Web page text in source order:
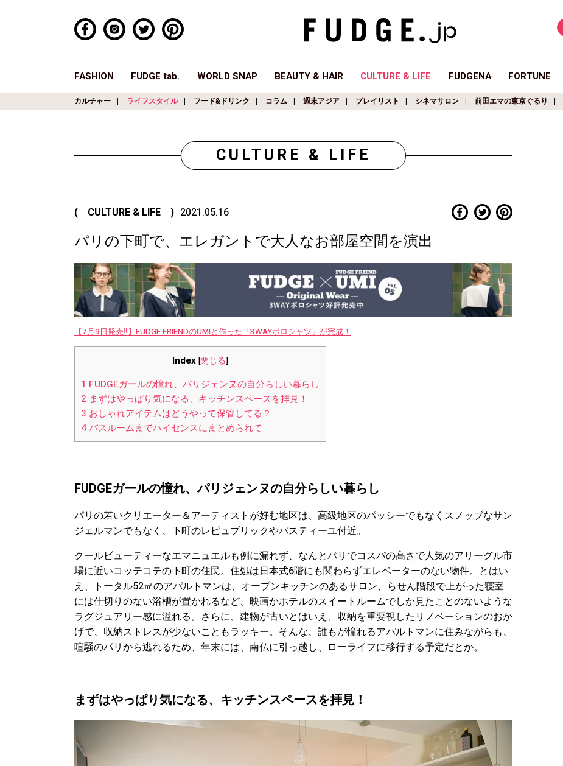
FASHION FUDGE tab. WORLD SNAP BEAUTY & HAIR CULTURE & LIFE FUDGENA FORTUNE
カルチャー ライフスタイル フード&ドリンク コラム 週末アジア プレイリスト シネマサロン 前田エマの東京ぐるり
CULTURE & LIFE
( CULTURE & LIFE ) 2021.05.16
パリの下町で、エレガントで大人なお部屋空間を演出
【7月9日発売‼︎】FUDGE FRIENDのUMIと作った「3WAYポロシャツ」が完成！
Index [閉じる]
1 FUDGEガールの憧れ、パリジェンヌの自分らしい暮らし
2 まずはやっぱり気になる、キッチンスペースを拝見！
3 おしゃれアイテムはどうやって保管してる？
4バスルームまでハイセンスにまとめられて
FUDGEガールの憧れ、パリジェンヌの自分らしい暮らし
パリの若いクリエーター＆アーティストが好む地区は、高級地区のパッシーでもなくスノッブなサン
ジェルマンでもなく、下町のレピュブリックやバスティーユ付近。
クールビューティーなエマニュエルも例に漏れず、なんとパリでコスパの高さで人気のアリーグル市
場に近いコッテコテの下町の住民。住処は日本式6階にも関わらずエレベーターのない物件。とはい
え、トータル52㎡のアパルトマンは、オープンキッチンのあるサロン、らせん階段で上がった寝室
には仕切りのない浴槽が置かれるなど、映画かホテルのスイートルームでしか見たことのないような
ラグジュアリー感に溢れる。さらに、建物が古いとはいえ、収納を重要視したリノベーションのおか
げで、収納ストレスが少ないこともラッキー。そんな、誰もが憧れるアパルトマンに住みながらも、
喧騒のパリから逃れるため、年末には、南仏に引っ越し、ローライフに移行する予定だとか。
まずはやっぱり気になる、キッチンスペースを拝見！